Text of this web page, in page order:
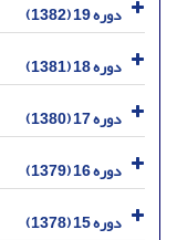
دوره 19 (1382)
دوره 18 (1381)
دوره 17 (1380)
دوره 16 (1379)
دوره 15 (1378)